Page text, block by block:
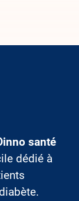
santé
dédié à